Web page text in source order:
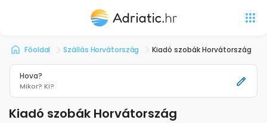
Főoldal Szállás Horvátország Kiadó szobák Horvátország
Hova?
Mikor? Ki?
Kiadó szobák Horvátország